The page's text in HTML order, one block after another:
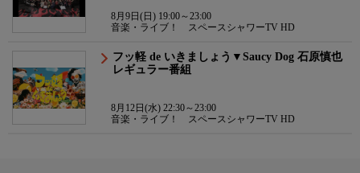
8月9日(日) 19:00～23:00
音楽・ライブ！ スペースシャワーTV HD
フッ軽 de いきましょう▼Saucy Dog 石原慎也
レギュラー番組
8月12日(水) 22:30～23:00
音楽・ライブ！ スペースシャワーTV HD